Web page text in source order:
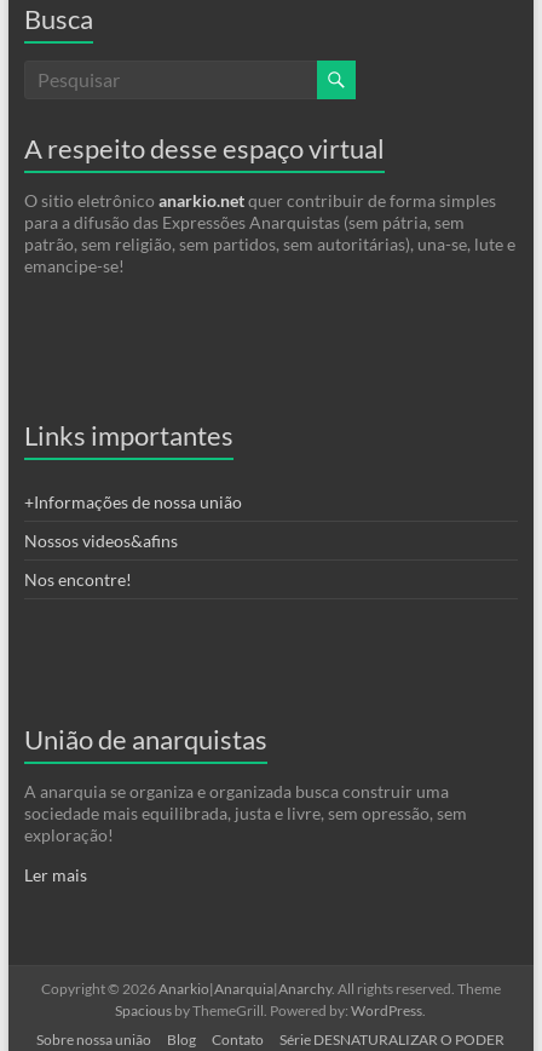
Busca
A respeito desse espaço virtual
O sitio eletrônico anarkio.netquer contribuir de forma simples
para a difusão das Expressões Anarquistas (sem pátria, sem
patrão, sem religião, sem partidos, sem autoritárias), una-se, lute e
emancipe-se!
Links importantes
+Informações de nossa união
Nossos videos&afins
Nos encontre!
União de anarquistas
A anarquia se organiza e organizada busca construir uma
sociedade mais equilibrada, justa e livre, sem opressão, sem
exploração!
Ler mais
Copyright © 2026Anarkio|Anarquia|Anarchy. All rights reserved. Theme
Spacious by ThemeGrill. Powered by:WordPress
Sobre nossa união
Blog Contato Série DESNATURALIZAR O PODER